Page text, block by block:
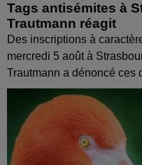
Tags antisémites à
Trautmann réagit
Des inscriptions à
mercredi 5 août à
Trautmann a dénoncé ces